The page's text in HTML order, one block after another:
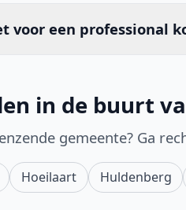
voor een professional
in de buurt
gemeente? Ga
Hoeilaart Huldenberg